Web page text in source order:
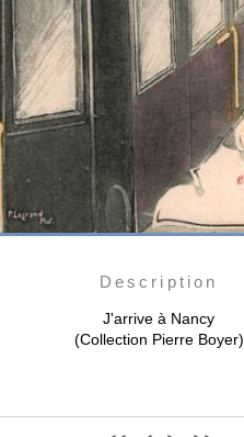
Description
J'arrive à Nancy
(Collection Pierre Boyer)